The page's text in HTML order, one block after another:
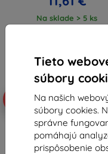
Tieto
súbory
Na našich
súbory cookies.
správne
pomáhajú
prispôsobenie
Na sklade > 5 ks